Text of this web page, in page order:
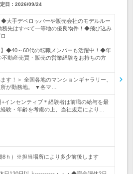
日： 2026/09/24
◆大手デベロッパーや販売会社のモデルルー
先はすべて一等地の優良物件！◆飛び込み
】◆40～60代の転職メンバーも活躍中！◆年
動産売買・販売の営業経験をお持ちの方
す！＞ 全国各地のマンションギャラリー、
が勤務地。 ▼各マ…
+インセンティブ＊経験者は前職の給与を最
験・年齢を考慮の上、当社規定により…
8ｈ）※担当場所により多少前後します